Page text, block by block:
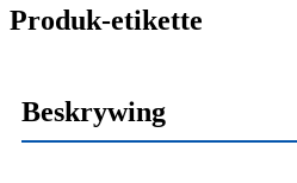
Produk-etikette
Beskrywing